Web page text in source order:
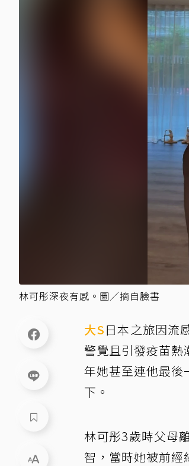
林可彤深夜有感。圖／摘自臉書
大S日本之旅因流
警覺且引發疫苗
年她甚至連他最
下。
林可彤3歲時父母
智，當時她被前